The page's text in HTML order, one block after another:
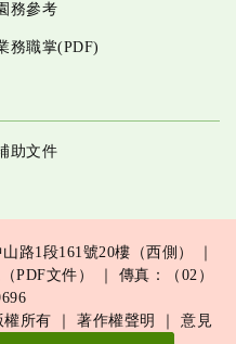
務參考
務職掌(PDF)
助文件
路1段161號20樓（西側） ｜
PDF文件）
｜ 傳真：（02）
所有 ｜ 著作權聲明 意見